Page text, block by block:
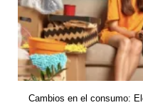
Cambios en el consumo: